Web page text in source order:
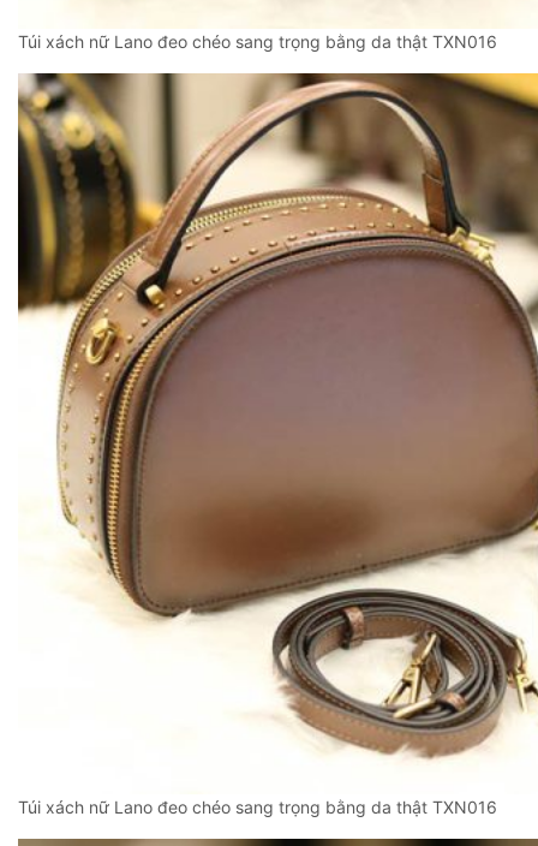
Túi xách nữ Lano đeo chéo sang trọng bằng da thật TXN016
Túi xách nữ Lano đeo chéo sang trọng bằng da thật TXN016